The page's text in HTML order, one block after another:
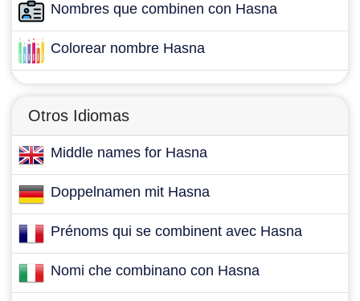
Nombres que combinen con Hasna
Colorear nombre Hasna
Otros Idiomas
Middle names for Hasna
Doppelnamen mit Hasna
Prénoms qui se combinent avec Hasna
Nomi che combinano con Hasna